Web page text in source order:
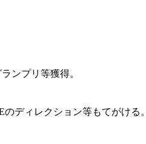
ンプリ等獲得。
ディレクション等もてがける。